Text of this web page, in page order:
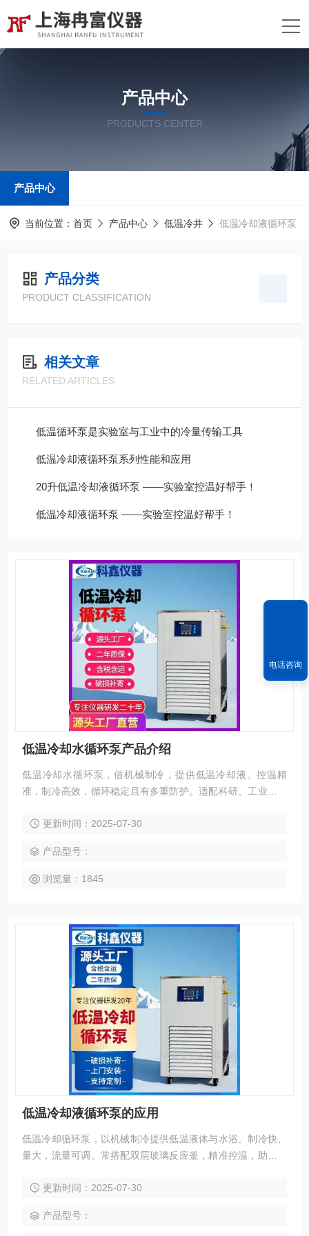
产品中心
PRODUCTS CENTER
产品中心
当前位置： 首页 产品中心 低温冷井 低温冷却液循环泵
产品分类
PRODUCT CLASSIFICATION
相关文章
RELATED ARTICLES
低温循环泵是实验室与工业中的冷量传输工具
低温冷却液循环泵系列性能和应用
20升低温冷却液循环泵 ——实验室控温好帮手！
​低温冷却液循环泵 ——实验室控温好帮手！
低温冷却水循环泵产品介绍
低温冷却水循环泵，借机械制冷，提供低温冷却液。控温精
准，制冷高效，循环稳定且有多重防护。适配科研、工业、医
更新时间：2025-07-30
产品型号：
浏览量：1845
低温冷却液循环泵的应用
低温冷却循环泵，以机械制冷提供低温液体与水浴。制冷快、
量大，流量可调。常搭配双层玻璃反应釜，精准控温，助力化
更新时间：2025-07-30
产品型号：
电话咨询